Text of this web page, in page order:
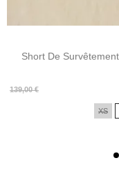
Short De
139,00 €
Prix
Prix
XS